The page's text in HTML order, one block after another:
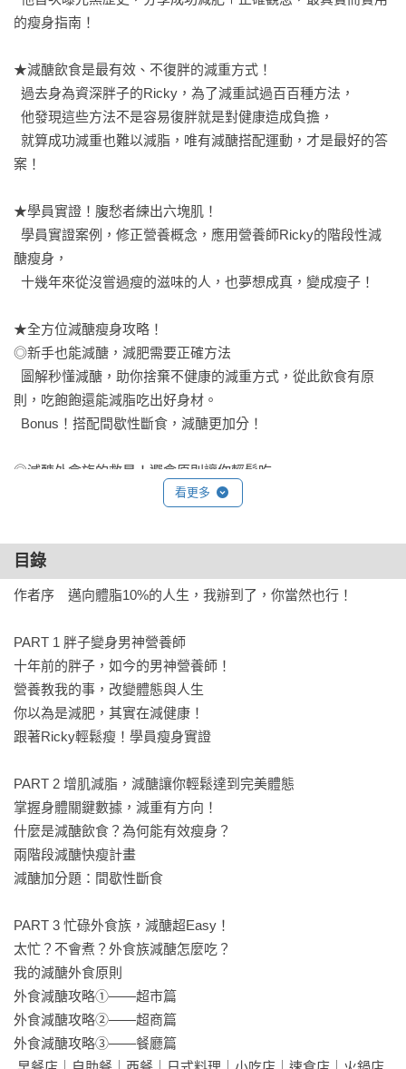
的瘦身指南！
★減醣飲食是最有效、不復胖的減重方式！
案！
★學員實證！腹愁者練出六塊肌！
醣瘦身，
★全方位減醣瘦身攻略！
◎新手也能減醣，減肥需要正確方法
則，吃飽飽還能減脂吃出好身材。
◎減醣外食族的救星！選食原則讓你輕鬆吃
  Bonus！週末動手做，15道減醣料理+15分鐘上菜。
◎最適合減醣族的健瘦身運動（60分鐘影片）
QRcode，
  在辦公室就能瘦手臂、練核心，居家健身、HIIT，
  依困難度分成無痛入門、進階燃脂、極限挑戰，陪你有效燃
脂，提高瘦身效率！
  Bonus！運動前後吃對了，增肌減脂有方向！
◎新手減醣好想問，營養師分享最常被問的11個QA！
  澱粉爆量怎麼辦？減醣可以喝防彈咖啡嗎？減醣瘦下來後會復
胖嗎？
  增肌、減脂的週期安排？減肥可以吃零食嗎？斷食怎麼搭配運
動？保健食品怎麼選？
【本書特色】
①釐清錯誤觀念：搞懂NG在哪！原來這些減肥法是在減健康！
②觀念快速學：說重點！學會減肥必知三大營養素＋食物六大
類，從此真正懂減肥！
③觀念配應用：範例教學！身體數據BMR、TDEE化身減肥好
幫手！
④減醣有計畫：專門設計！兩階段減醣快瘦計畫，陪你無痛減
看更多
目錄
作者序　邁向體脂10%的人生，我辦到了，你當然也行！
PART 1 胖子變身男神營養師
十年前的胖子，如今的男神營養師！
營養教我的事，改變體態與人生
你以為是減肥，其實在減健康！
跟著Ricky輕鬆瘦！學員瘦身實證
PART 2 增肌減脂，減醣讓你輕鬆達到完美體態
掌握身體關鍵數據，減重有方向！
什麼是減醣飲食？為何能有效瘦身？
兩階段減醣快瘦計畫
減醣加分題：間歇性斷食
PART 3 忙碌外食族，減醣超Easy！
太忙？不會煮？外食族減醣怎麼吃？
我的減醣外食原則
外食減醣攻略①——超市篇
外食減醣攻略②——超商篇
外食減醣攻略③——餐廳篇